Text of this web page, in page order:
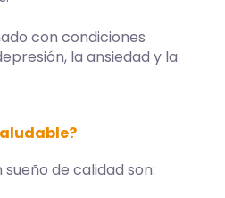
con condiciones
la ansiedad y la
de calidad son: